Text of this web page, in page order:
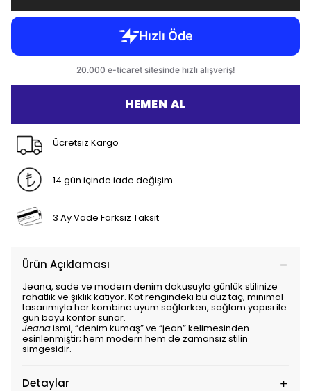
HEMEN AL
Ücretsiz Kargo
14 gün içinde iade değişim
3 Ay Vade Farksız Taksit
Ürün Açıklaması
Jeana, sade ve modern denim dokusuyla günlük stilinize
rahatlık ve şıklık katıyor. Kot rengindeki bu düz taç, minimal
tasarımıyla her kombine uyum sağlarken, sağlam yapısı ile
gün boyu konfor sunar.
Jeanaismi, “denim kumaş” ve “jean” kelimesinden
esinlenmiştir; hem modern hem de zamansız stilin
simgesidir.
Detaylar